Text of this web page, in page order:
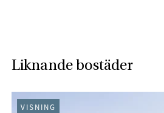
Liknande bostäder
VISNING